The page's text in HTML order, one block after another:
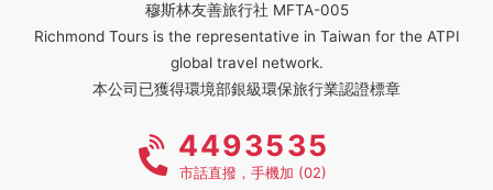
穆斯林友善旅行社 MFTA-005
Richmond Tours is the representative in Taiwan for the ATPI
global travel network.
本公司已獲得環境部銀級環保旅行業認證標章
4493535
市話直撥，手機加 (02)